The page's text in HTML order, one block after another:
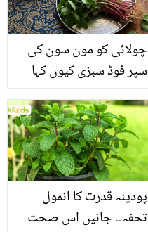
چولائی کو مون سون کی
سپر فوڈ سبزی کیوں کہا
منرلز اور اینٹی آکسیڈنٹس
سے بھرپور اس سبزی کے
فائدے
پودینہ قدرت کا انمول
تحفہ۔۔ جانیں اس صحت